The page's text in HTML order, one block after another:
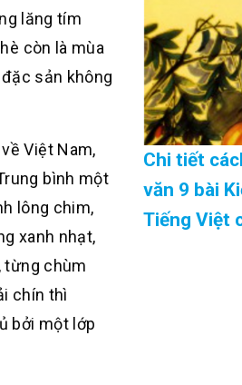
lăng tím
còn là mùa
sản không
Việt Nam,
bình một
lông chim,
xanh nhạt,
từng chùm
chín thì
bởi một lớp
Chi tiết
văn 9 bài
Tiếng Việt